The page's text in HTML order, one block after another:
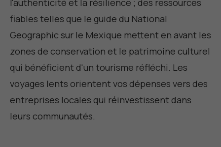
fiables telles que le guide du National
Geographic sur le Mexique mettent en avant les
zones de conservation et le patrimoine culturel
qui bénéficient d'un tourisme réfléchi. Les
voyages lents orientent vos dépenses vers des
entreprises locales qui réinvestissent dans
leurs communautés.